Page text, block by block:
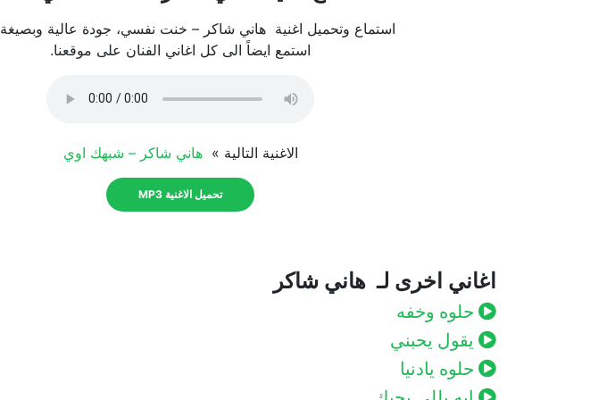
استماع وتحميل اغنية هاني شاكر – خنت نفسي، جودة عالية وبصيغة MP3
استمع ايضاً الى كل اغاني الفنان على موقعنا.
الاغنية التالية » هاني شاكر – شبهك اوي
تحميل الاغنية MP3
اغاني اخرى لـ هاني شاكر
حلوه وخفه
يقول يحبني
حلوه يادنيا